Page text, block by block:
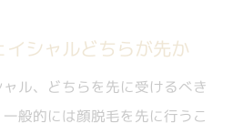
フォトフェイシャルを受け
シャルどちらが先か
ル、どちらを先に受けるべき
般的には顔脱毛を先に行うこ